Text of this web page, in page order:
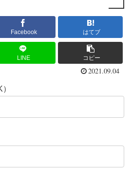
Facebook はてブ
LINE コピー
2021.09.04